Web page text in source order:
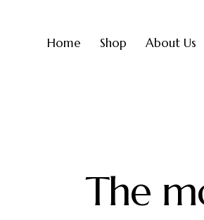
Home Shop About Us
The